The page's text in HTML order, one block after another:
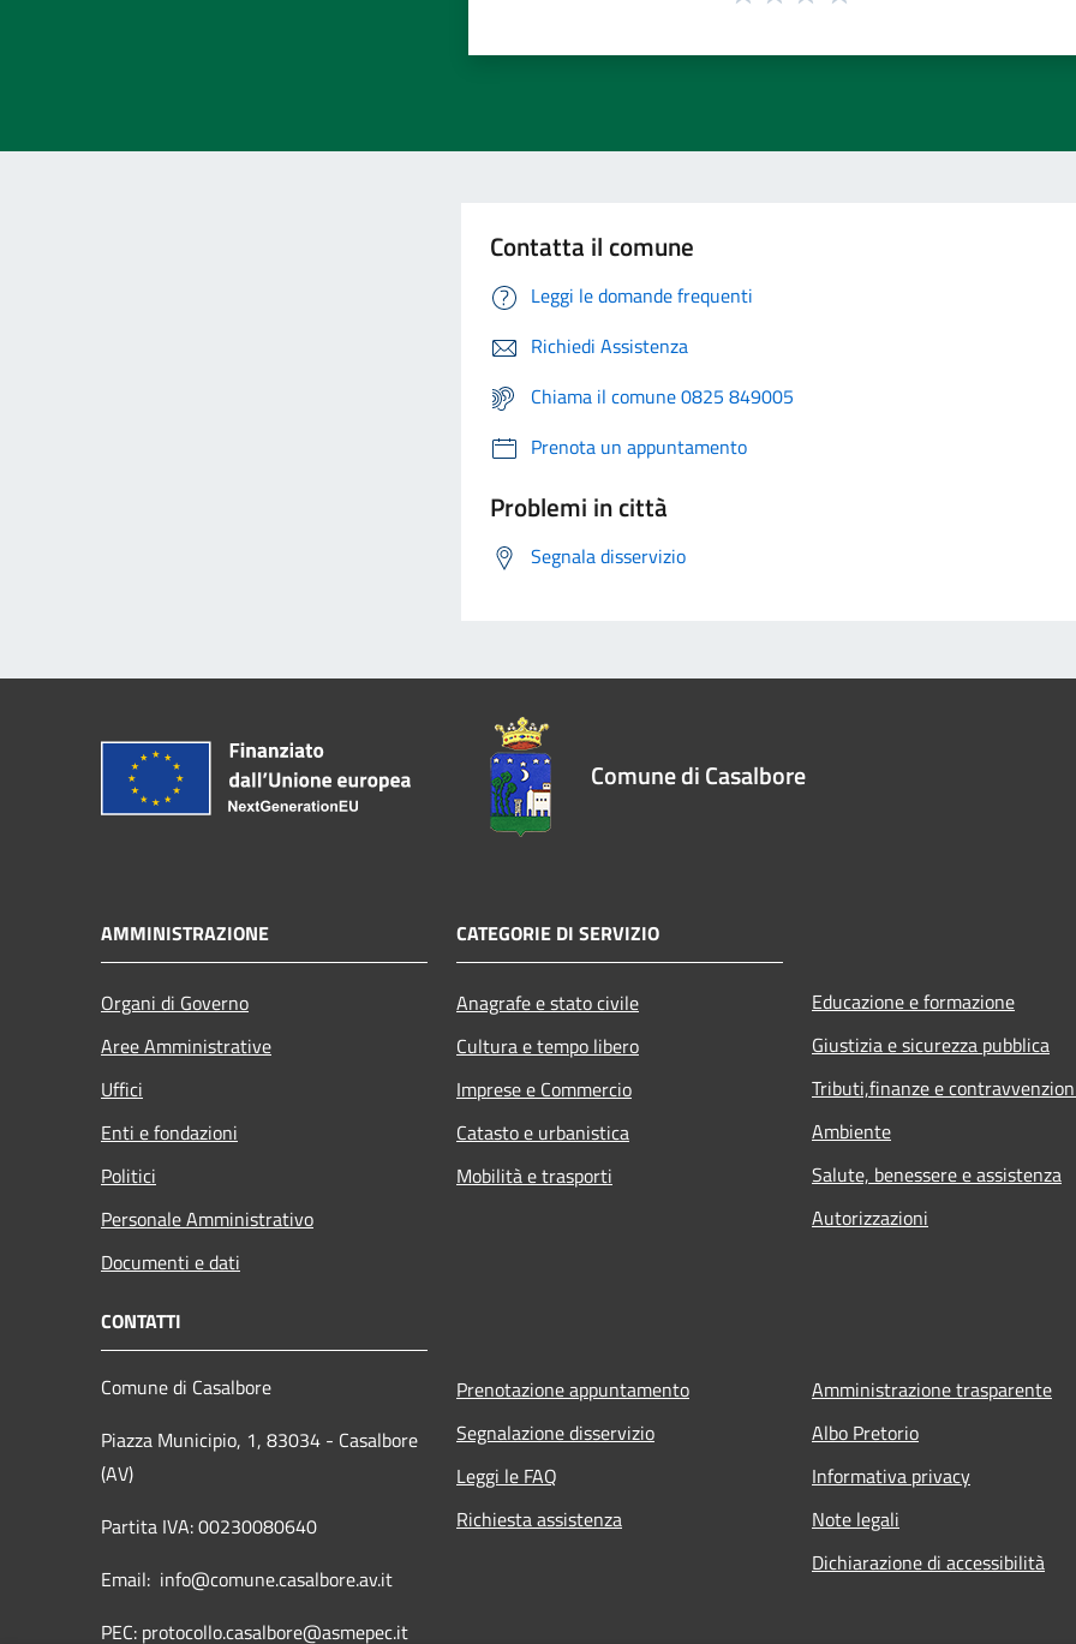
Contatta il comune
Leggi le domande frequenti
Richiedi Assistenza
Chiama il comune 0825 849005
Prenota un appuntamento
Problemi in città
Segnala disservizio
Comune di Casalbore
AMMINISTRAZIONE
Organi di Governo
Aree Amministrative
Uffici
Enti e fondazioni
Politici
Personale Amministrativo
Documenti e dati
CATEGORIE DI SERVIZIO
Anagrafe e stato civile
Cultura e tempo libero
Imprese e Commercio
Catasto e urbanistica
Mobilità e trasporti
Educazione e formazione
Giustizia e sicurezza pubblica
Tributi,finanze e
Ambiente
Salute, benessere e assistenza
Autorizzazioni
CONTATTI
Comune di Casalbore
Piazza Municipio, 1, 83034 - Casalbore
(AV)
Partita IVA: 00230080640
Email: info@comune.casalbore.av.it
PEC: protocollo.casalbore@asmepec.it
Prenotazione appuntamento
Segnalazione disservizio
Leggi le FAQ
Richiesta assistenza
Amministrazione trasparente
Albo Pretorio
Informativa privacy
Note legali
Dichiarazione di accessibilità